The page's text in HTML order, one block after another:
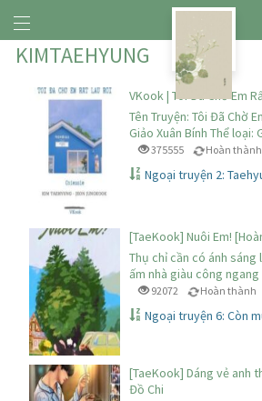
KIMTAEHYUNG
VKook | Tôi Đã Chờ Em
Tên Truyện: Tôi Đã Chờ
Giảo Xuân Bính Thể
375555 Hoàn thành
Ngoại truyện 2:
[TaeKook] Nuôi Em!
Thụ chỉ cần có ánh sáng
ấm nhà giàu công
92072 Hoàn thành
Ngoại truyện 6: Còn
[TaeKook] Dáng vẻ anh
Đồ Chi